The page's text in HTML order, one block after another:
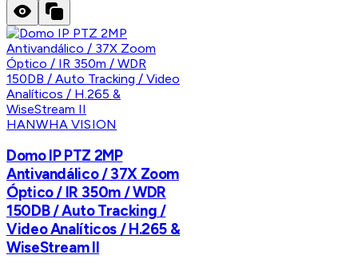
HANWHA VISION
Domo IP PTZ 2MP
Antivandálico / 37X Zoom
Óptico / IR 350m / WDR
150DB / Auto Tracking /
Video Analíticos / H.265 &
WiseStream II